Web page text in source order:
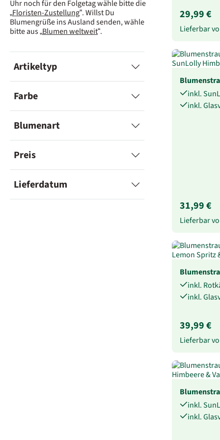
Uhr noch für den Folgetag wähle bitte die
„Floristen-Zustellung“. Willst Du
Blumengrüße ins Ausland senden, wähle
bitte aus „Blumen weltweit“.
Artikeltyp
Farbe
Blumenart
Preis
Lieferdatum
29,99 €
Lieferbar
inkl.
inkl.
31,99 €
Lieferbar
inkl.
inkl.
39,99 €
Lieferbar
inkl.
inkl.